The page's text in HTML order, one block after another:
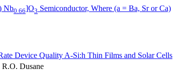
Nb0.66]O3 Semiconductor, Where (a = Ba, Sr or Ca)
Device Quality A-Si:h Thin Films and Solar Cells
Dusane